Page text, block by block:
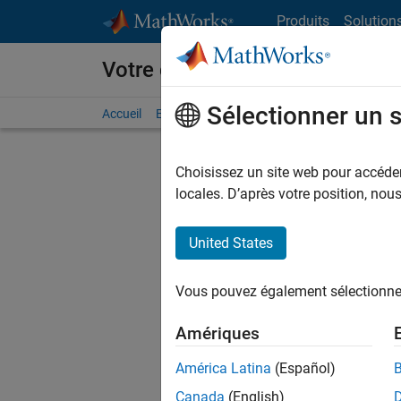
Produits
Votre carrière chez MathWorks
Accueil Explorer nos opportunités Adresses de
FILTRER
d'offre
Les
Sélectionner un
Choisissez un site web pour
locales. D’après votre position,
United States
Vous pouvez également
Amériques
América Latina (Español)
Canada (English)